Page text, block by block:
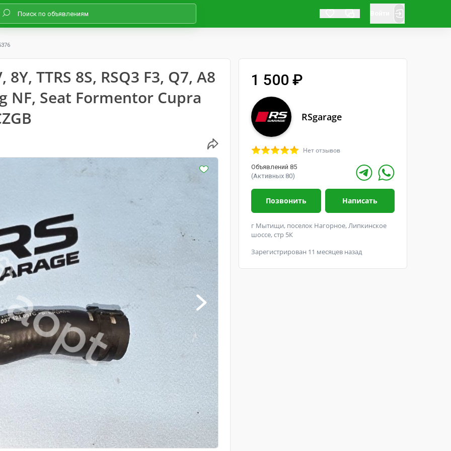
TTRS 8S, RSQ3 F3, Q7, A8
NF, Seat Formentor Cupra
1 500 ₽
RSgarage
Нет отзывов
Объявлений 85
(Активных 80)
Позвонить Написать
г Мытищи, поселок Нагорное, Липкинское
шоссе, стр 5К
Зарегистрирован 11 месяцев назад